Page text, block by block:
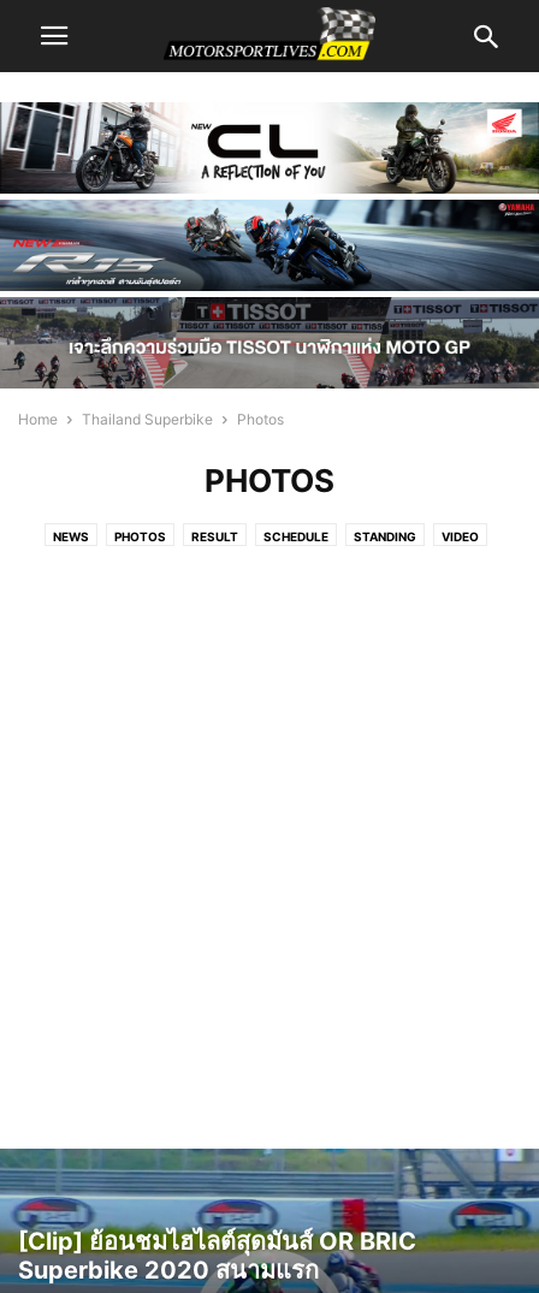
Home Thailand Superbike Photos
PHOTOS
NEWS PHOTOS RESULT SCHEDULE STANDING VIDEO
[Clip] ย้อนชมไฮไลต์สุดมันส์ OR BRIC
Superbike 2020 สนามแรก